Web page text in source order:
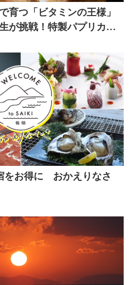
育つ「ビタミンの王様」
が挑戦！特製パプリカサ
ン別府ちゃん】
をお得に おかえりなさ